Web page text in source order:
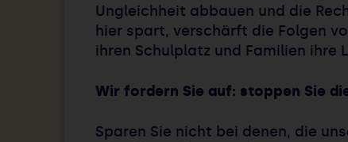
Ungleichheit abbauen und die
hier spart, verschärft die Folgen
ihren Schulplatz und Familien ihre
Wir fordern Sie auf: stoppen Sie
Sparen Sie nicht bei denen, die